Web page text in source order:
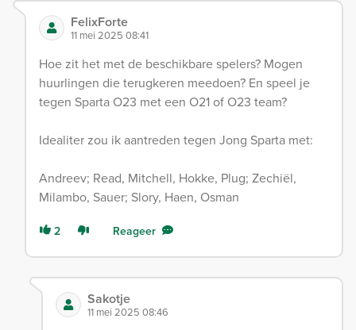
FelixForte
11 mei 2025 08:41
Hoe zit het met de beschikbare spelers? Mogen
huurlingen die terugkeren meedoen? En speel je
tegen Sparta O23 met een O21 of O23 team?
Idealiter zou ik aantreden tegen Jong Sparta met:
Andreev; Read, Mitchell, Hokke, Plug; Zechiël,
Milambo, Sauer; Slory, Haen, Osman
2 Reageer
Sakotje
11 mei 2025 08:46